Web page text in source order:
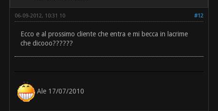
#12
06-09-2012, 10:31 10
Ecco e al prossimo cliente che entra e mi becca in lacrime
che dicooo??????
Ale 17/07/2010